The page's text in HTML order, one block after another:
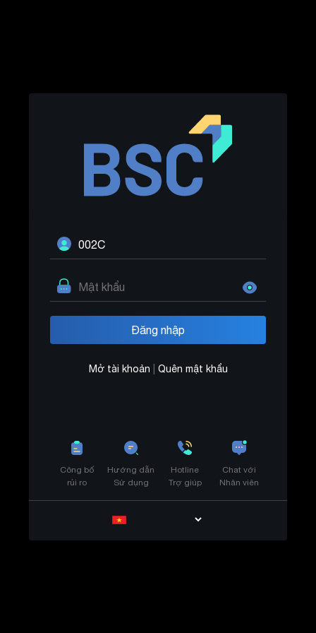
Mở tài khoản Quên mật khẩu
Công bố
rủi ro
Hướng dẫn
Sử dụng
Hotline
Trợ giúp
Chat với
Nhân viên